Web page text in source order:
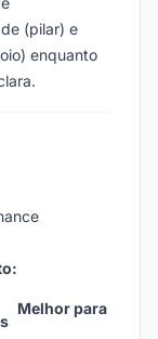
(pilar) e
enquanto
Melhor para